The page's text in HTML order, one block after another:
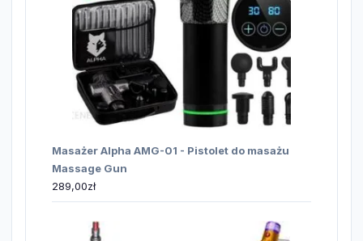
Masażer Alpha AMG-01 - Pistolet do masażu
Massage Gun
289,00zł